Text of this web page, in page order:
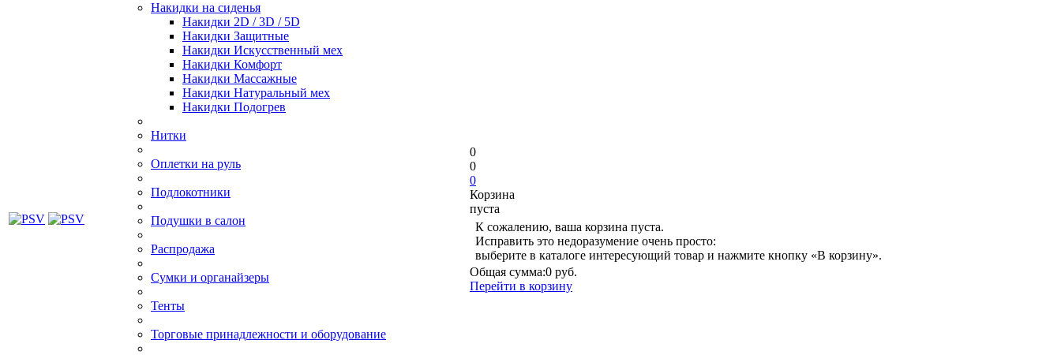
Накидки на сиденья
Накидки 2D / 3D / 5D
Накидки Защитные
Накидки Искусственный мех
Накидки Комфорт
Накидки Массажные
Накидки Натуральный мех
Накидки Подогрев
Нитки
Оплетки на руль
Подлокотники
Подушки в салон
Распродажа
Сумки и органайзеры
Тенты
Торговые принадлежности и оборудование
0
0
0
Корзина
пуста
К сожалению, ваша корзина пуста.
Исправить это недоразумение очень просто:
выберите в каталоге интересующий товар и нажмите кнопку «В корзину».
Общая сумма:0 руб.
Перейти в корзину